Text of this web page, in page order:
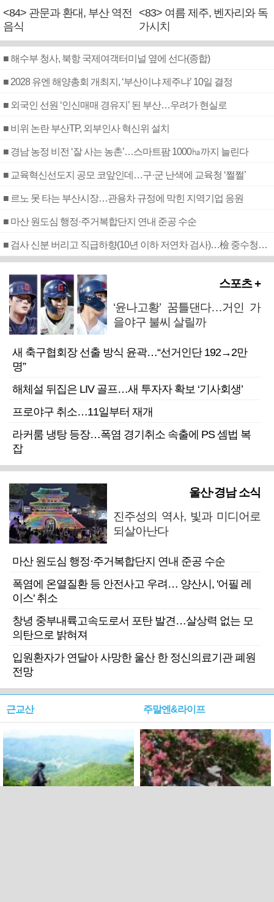
<84> 관문과 환대, 부산 역전
음식
<83> 여름 제주, 벤자리와 독
가시치
■ 해수부 청사, 북항 국제여객터미널 옆에 선다(종합)
■ 2028 유엔 해양총회 개최지, ‘부산이냐 제주냐’ 10일 결정
■ 외국인 선원 ‘인신매매 경유지’ 된 부산…우려가 현실로
■ 비위 논란 부산TP, 외부인사 혁신위 설치
■ 경남 농정 비전 ‘잘 사는 농촌’…스마트팜 1000㏊까지 늘린다
■ 교육혁신선도지 공모 코앞인데…구·군 난색에 교육청 ‘쩔쩔’
■ 르노 못 타는 부산시장…관용차 규정에 막힌 지역기업 응원
■ 마산 원도심 행정·주거복합단지 연내 준공 수순
■ 검사 신분 버리고 직급하향(10년 이하 저연차 검사)…檢 중수청행 기피
스포츠 +
‘윤나고황’ 꿈틀댄다…거인 가
을야구 불씨 살릴까
새 축구협회장 선출 방식 윤곽…“선거인단 192→2만
명”
해체설 뒤집은 LIV 골프…새 투자자 확보 ‘기사회생’
프로야구 취소…11일부터 재개
라커룸 냉탕 등장…폭염 경기취소 속출에 PS 셈법 복
잡
울산·경남 소식
진주성의 역사, 빛과 미디어로
되살아난다
마산 원도심 행정·주거복합단지 연내 준공 수순
폭염에 온열질환 등 안전사고 우려… 양산시, '어필 레
이스' 취소
창녕 중부내륙고속도로서 포탄 발견…살상력 없는 모
의탄으로 밝혀져
입원환자가 연달아 사망한 울산 한 정신의료기관 폐원
전망
근교산 주말엔&라이프